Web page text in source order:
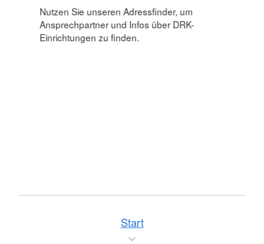
Nutzen Sie unseren Adressfinder, um
Ansprechpartner und Infos über DRK-
Einrichtungen zu finden.
Start